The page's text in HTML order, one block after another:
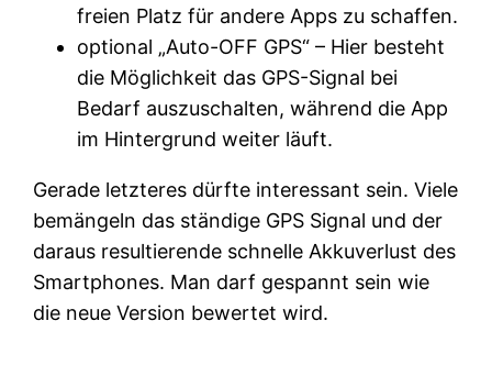
freien Platz für andere Apps zu schaffen.
optional „Auto-OFF GPS“ – Hier besteht
die Möglichkeit das GPS-Signal bei
Bedarf auszuschalten, während die App
im Hintergrund weiter läuft.
Gerade letzteres dürfte interessant sein. Viele
bemängeln das ständige GPS Signal und der
daraus resultierende schnelle Akkuverlust des
Smartphones. Man darf gespannt sein wie
die neue Version bewertet wird.